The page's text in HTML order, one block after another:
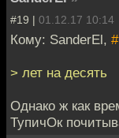
#19 | 01.12.17 10:14
Кому: SanderEl,
> лет на десять
Однако ж как
ТупичОк